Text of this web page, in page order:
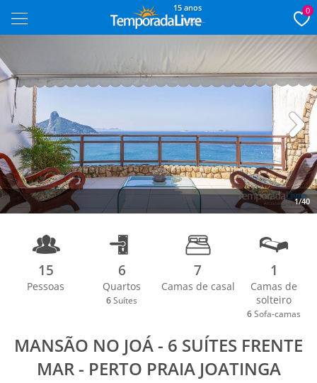
15 anos 0
1/40
Next
15
Pessoas
6
Quartos
6 Suítes
7
Camas de casal
1
Camas de
solteiro
6 Sofa-camas
MANSÃO NO JOÁ - 6 SUÍTES FRENTE
MAR - PERTO PRAIA JOATINGA